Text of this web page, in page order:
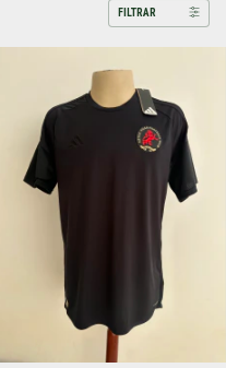
FILTRAR